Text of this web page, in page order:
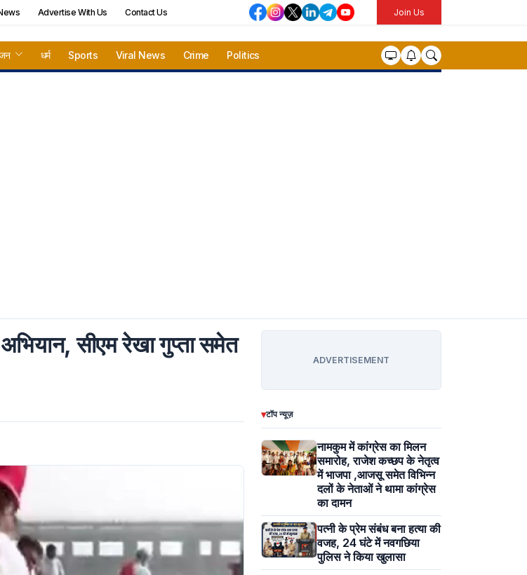
Join Us
Advertise With Us Contact Us
धर्म Sports Viral News Crime Politics
सीएम रेखा गुप्ता समेत
ADVERTISEMENT
▾टॉप न्यूज़
नामकुम में कांग्रेस का मिलन
समारोह, राजेश कच्छप के नेतृत्व
में भाजपा ,आजसू समेत विभिन्न
दलों के नेताओं ने थामा कांग्रेस
का दामन
पत्नी के प्रेम संबंध बना हत्या की
वजह, 24 घंटे में नवगछिया
पुलिस ने किया खुलासा